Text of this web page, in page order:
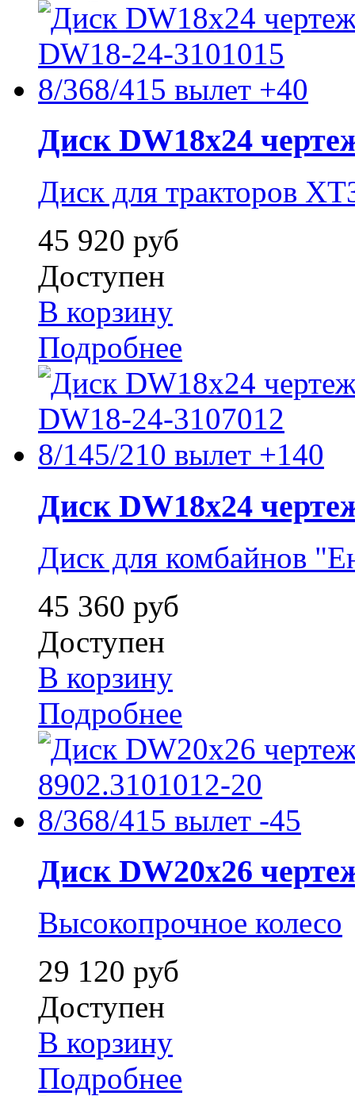
Диск DW18x24
Диск для тракторов
45 920 руб
Доступен
В корзину
Подробнее
Диск DW18x24
Диск для комбайнов
45 360 руб
Доступен
В корзину
Подробнее
Диск DW20x26
Высокопрочное колесо
29 120 руб
Доступен
В корзину
Подробнее